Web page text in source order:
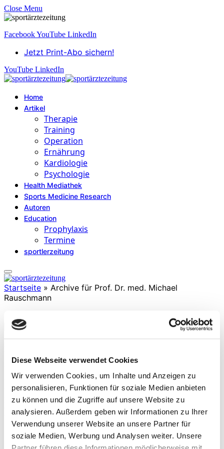
Diese Webseite verwendet Cookies
Wir verwenden Cookies, um Inhalte und Anzeigen zu
personalisieren, Funktionen für soziale Medien anbieten
zu können und die Zugriffe auf unsere Website zu
analysieren. Außerdem geben wir Informationen zu Ihrer
Verwendung unserer Website an unsere Partner für
soziale Medien, Werbung und Analysen weiter. Unsere
Close Menu
FacebookYouTube LinkedIn
Jetzt Print-Abo sichern!
YouTube LinkedIn
Home
Artikel
Therapie
Training
Operation
Ernährung
Kardiologie
Psychologie
Health Mediathek
Sports Medicine Research
Autoren
Education
Prophylaxis
Termine
sportlerzeitung
Startseite » Archive für Prof. Dr. med. Michael
Rauschmann
ist Facharzt für Orthopädie und Unfallchirurgie u.a. mit
Zusatzbezeichnungen Sportmedizin, manuelle Medizin und
Physikalische Therapie. Er ist Chefarzt an der Klinik für
Wirbelsäulenorthopädie und rekonstruktive Orthopädie, Sana
Klinikum Offenbach. Außerdem ist er Mitglied in verschiedenen
wiss. Gesellschaften und war Präsident der Deutschen
Wirbelsäulengesellschaft (DWG).